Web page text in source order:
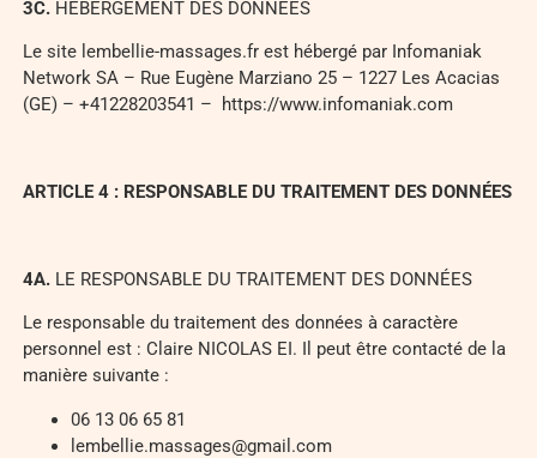
3C.HÉBERGEMENT DES DONNÉES
Le site lembellie-massages.fr est hébergé par Infomaniak
Network SA – Rue Eugène Marziano 25 – 1227 Les Acacias
(GE) – +41228203541 – https://www.infomaniak.com
ARTICLE 4 : RESPONSABLE DU TRAITEMENT DES DONNÉES
4A.LE RESPONSABLE DU TRAITEMENT DES DONNÉES
Le responsable du traitement des données à caractère
personnel est : Claire NICOLAS EI. Il peut être contacté de la
manière suivante :
06 13 06 65 81
lembellie.massages@gmail.com